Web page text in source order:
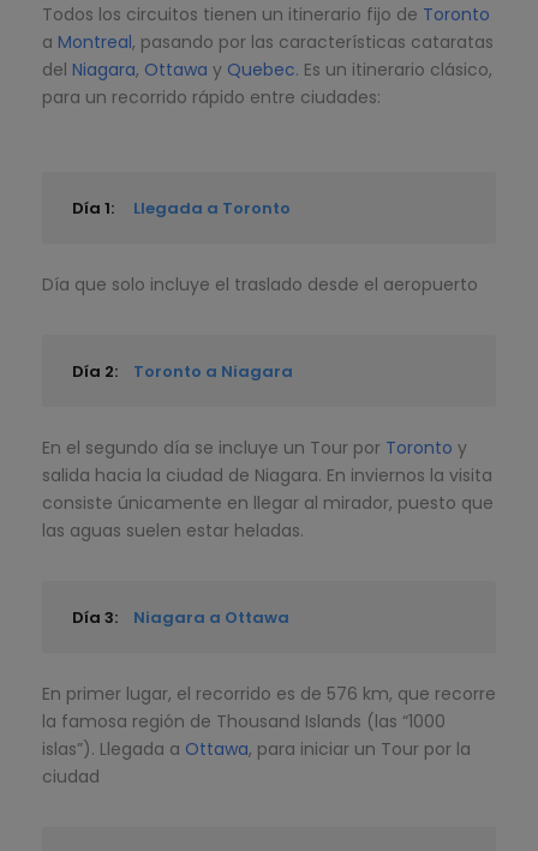
Todos los circuitos tienen un itinerario fijo de Toronto
a Montreal, pasando por las características cataratas
del Niagara, Ottawa y Quebec. Es un itinerario clásico,
para un recorrido rápido entre ciudades:
Día 1: Llegada a Toronto
Día que solo incluye el traslado desde el aeropuerto
Día 2: Toronto a Niagara
En el segundo día se incluye un Tour por Toronto y
salida hacia la ciudad de Niagara. En inviernos la visita
consiste únicamente en llegar al mirador, puesto que
las aguas suelen estar heladas.
Día 3: Niagara a Ottawa
En primer lugar, el recorrido es de 576 km, que recorre
la famosa región de Thousand Islands (las “1000
islas”). Llegada a Ottawa, para iniciar un Tour por la
ciudad